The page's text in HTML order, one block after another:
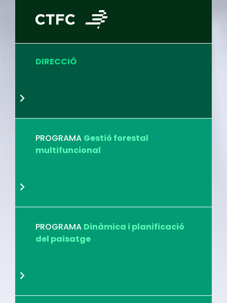
DIRECCIÓ
PROGRAMA Gestió forestal
multifuncional
PROGRAMA Dinàmica i planificació
del paisatge